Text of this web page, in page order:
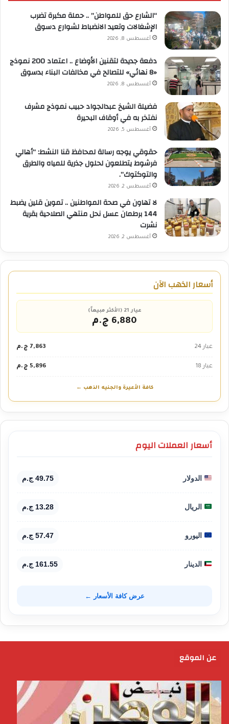
“الشارع حق للمواطن” .. حملة مكبرة تضرب
الإشغالات وتعيد الانضباط لشوارع دسوق
أغسطس 8, 2026
دفعة جديدة لتقنين الأوضاع .. اعتماد 200 نموذج
«8 نهائي» للتصالح في مخالفات البناء بدسوق
أغسطس 8, 2026
فضيلة الشيخ عبدالجواد حبيب نموذج مشرف
نفتخر به في أوقاف البحيرة
أغسطس 5, 2026
حقوقي يوجه رسالة لمحافظ قنا النشط: “أهالي
فرشوط يتطلعون لحلول جذرية للمياه والطرق
والتوكتوك”.
أغسطس 2, 2026
لا تهاون في صحة المواطنين .. تموين قلين يضبط
144 برطمان عسل نحل منتهي الصلاحية بقرية
نشرت
أغسطس 2, 2026
أسعار الذهب الآن
عيار 21 (الأكثر مبيعاً)
6,880 ج.م
عيار 24 7,863 ج.م
عيار 18 5,896 ج.م
كافة الأعيرة والجنيه الذهب ←
أسعار العملات اليوم
الدولار 49.75 ج.م
الريال 13.28 ج.م
اليورو 57.47 ج.م
الدينار 161.55 ج.م
عرض كافة الأسعار ←
عن الموقع